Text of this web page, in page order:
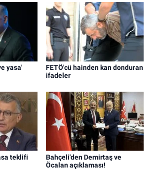
yasa'
FETÖ'cü hainden kan donduran
ifadeler
teklifi
Bahçeli'den Demirtaş ve
Öcalan açıklaması!